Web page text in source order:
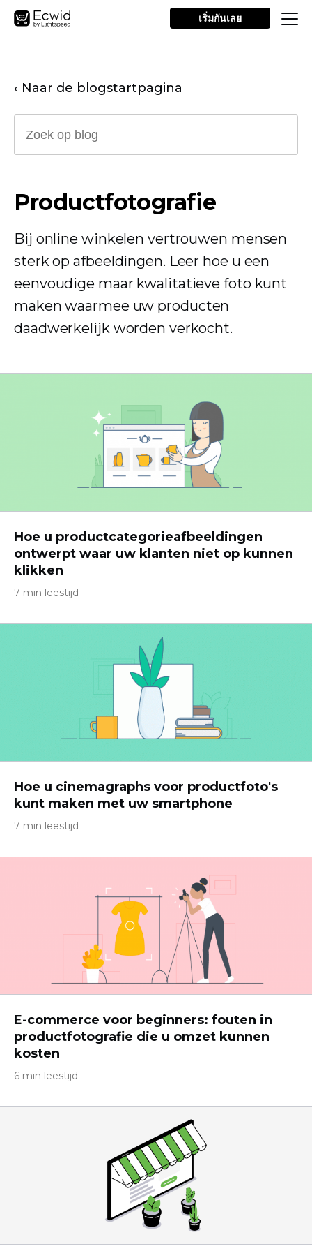
เริ่มกันเลย
‹ Naar de blogstartpagina
Productfotografie
Bij online winkelen vertrouwen mensen
sterk op afbeeldingen. Leer hoe u een
eenvoudige maar kwalitatieve foto kunt
maken waarmee uw producten
daadwerkelijk worden verkocht.
Hoe u productcategorieafbeeldingen
ontwerpt waar uw klanten niet op kunnen
klikken
7 min leestijd
Hoe u cinemagraphs voor productfoto's
kunt maken met uw smartphone
7 min leestijd
E-commerce voor beginners: fouten in
productfotografie die u omzet kunnen
kosten
6 min leestijd